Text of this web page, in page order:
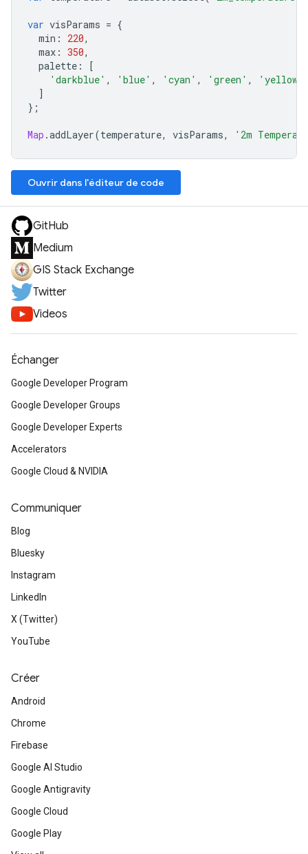
var visParams = {
min : 220,
max : 350,
palette :
[
'darkblue' , 'blue' , 'cyan' , 'green' , 'yellow'
]
};
Map .addLayer(temperature, visParams, '2m
Ouvrir dans l'éditeur de code
GitHub
Medium
GIS Stack Exchange
Twitter
Videos
Échanger
Google Developer Program
Google Developer Groups
Google Developer Experts
Accelerators
Google Cloud & NVIDIA
Communiquer
Blog
Bluesky
Instagram
LinkedIn
X (Twitter)
YouTube
Créer
Android
Chrome
Firebase
Google AI Studio
Google Antigravity
Google Cloud
Google Play